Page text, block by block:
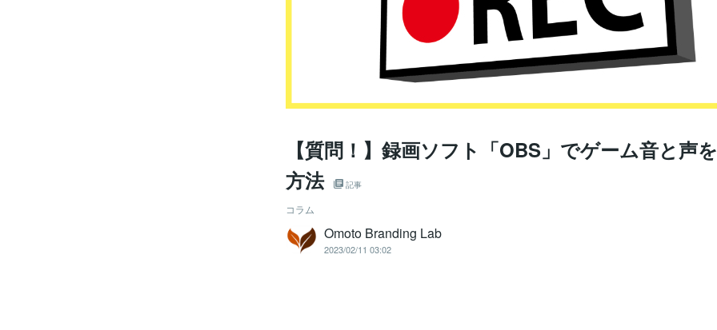
【質問！】録画ソフト「OBS」でゲーム音と声
方法
記事
コラム
Omoto Branding Lab
2023/02/11 03:02